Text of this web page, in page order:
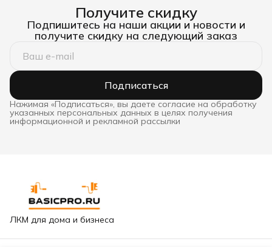
Получите скидку
Подпишитесь на наши акции и новости и
получите скидку на следующий заказ
Подписаться
Нажимая «Подписаться», вы даете согласие на обработку
указанных персональных данных в целях получения
информационной и рекламной рассылки
ЛКМ для дома и бизнеса